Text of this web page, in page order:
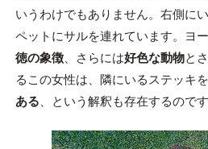
いうわけでもありません。右側に
ペットにサルを連れています。ヨ
徳の象徴、さらには好色な動物と
るこの女性は、隣にいるステッキ
ある 、という解釈も存在するのです